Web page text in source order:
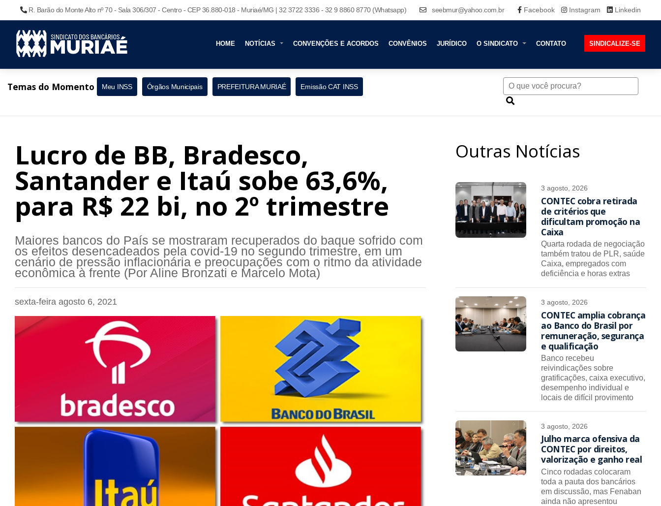
R. Barão do Monte Alto nº 70 - Sala 306/307 - Centro - CEP 36.880-018 - Muriaé/MG | 32 3722 3336 - 32 9 8860 8770 (Whatsapp) seebmur@yahoo.com.br Facebook Instagram Linkedin
HOME NOTÍCIAS CONVENÇÕES E ACORDOS CONVÊNIOS JURÍDICO O SINDICATO CONTATO SINDICALIZE-SE
Temas do Momento Meu INSS Órgãos Municipais PREFEITURA MURIAÉ Emissão CAT INSS
Lucro de BB, Bradesco,
Santander e Itaú sobe 63,6%,
para R$ 22 bi, no 2º trimestre
Maiores bancos do País se mostraram recuperados do baque sofrido com
os efeitos desencadeados pela covid-19 no segundo trimestre, em um
cenário de pressão inflacionária e preocupações com o ritmo da atividade
econômica à frente (Por Aline Bronzati e Marcelo Mota)
sexta-feira agosto 6, 2021
Outras Notícias
3 agosto, 2026
CONTEC cobra retirada
de critérios que
dificultam promoção na
Caixa
Quarta rodada de negociação
também tratou de PLR, saúde
Caixa, empregados com
deficiência e horas extras
3 agosto, 2026
CONTEC amplia cobrança
ao Banco do Brasil por
remuneração, segurança
e qualificação
Banco recebeu
reivindicações sobre
gratificações, caixa executivo,
desempenho individual e
locais de difícil provimento
3 agosto, 2026
Julho marca ofensiva da
CONTEC por direitos,
valorização e ganho real
Cinco rodadas colocaram
toda a pauta dos bancários
em discussão, mas Fenaban
ainda não apresentou